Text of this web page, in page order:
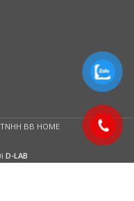
BB HOME
D-LAB